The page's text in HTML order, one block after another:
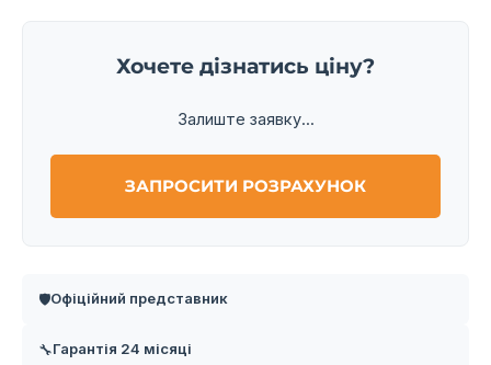
Хочете дізнатись ціну?
Залиште заявку...
ЗАПРОСИТИ РОЗРАХУНОК
🛡️Офіційний представник
🔧Гарантія 24 місяці